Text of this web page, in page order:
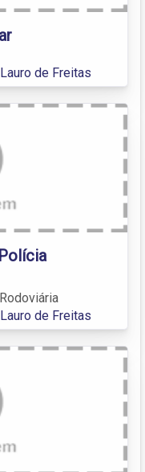
de Freitas
de Freitas